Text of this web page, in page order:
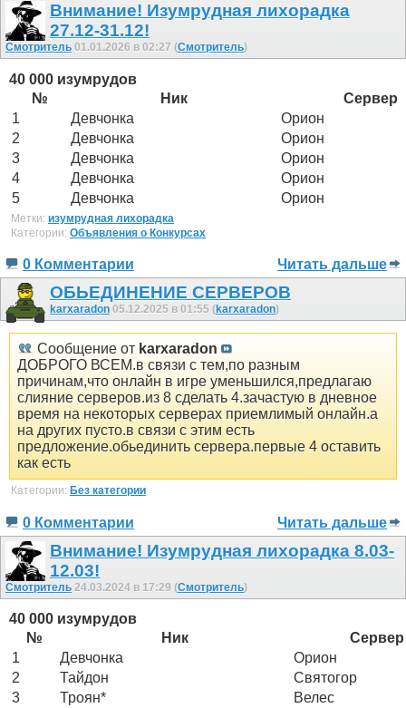
Внимание! Изумрудная лихорадка
27.12-31.12!
Смотритель 01.01.2026 в 02:27 (Смотритель)
40 000 изумрудов
№
Ник
Сервер
1
Девчонка
Орион
2
Девчонка
Орион
3
Девчонка
Орион
4
Девчонка
Орион
5
Девчонка Орион
Метки: изумрудная лихорадка
Категории: Объявления о Конкурсах
0 Комментарии Читать дальше
ОБЬЕДИНЕНИЕ СЕРВЕРОВ
karxaradon 05.12.2025 в 01:55 (karxaradon)
Сообщение от karxaradon
ДОБРОГО ВСЕМ.в связи с тем,по разным
причинам,что онлайн в игре уменьшился,предлагаю
слияние серверов.из 8 сделать 4.зачастую в дневное
время на некоторых серверах приемлимый онлайн.а
на других пусто.в связи с этим есть
предложение.обьединить сервера.первые 4 оставить
как есть
Категории: Без категории
0 Комментарии Читать дальше
Внимание! Изумрудная лихорадка 8.03-
12.03!
Смотритель 24.03.2024 в 17:29 (Смотритель)
40 000 изумрудов
№
Ник
Сервер
1
Девчонка
Орион
2
Тайдон
Святогор
3
Троян*
Велес